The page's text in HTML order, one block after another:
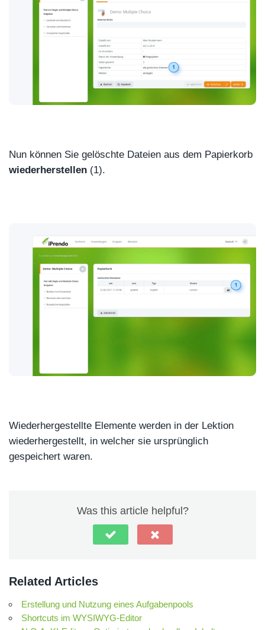
Nun können Sie gelöschte Dateien aus dem Papierkorb
wiederherstellen (1).
Wiederhergestellte Elemente werden in der Lektion
wiederhergestellt, in welcher sie ursprünglich
gespeichert waren.
Was this article helpful?
Related Articles
Erstellung und Nutzung eines Aufgabenpools
Shortcuts im WYSIWYG-Editor